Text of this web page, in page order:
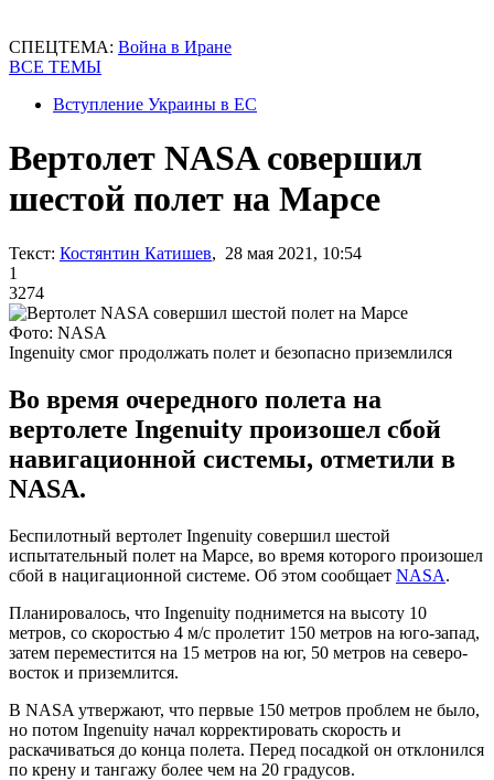
СПЕЦТЕМА: Война в Иране
ВСЕ ТЕМЫ
Вступление Украины в ЕС
Вертолет NASA совершил
шестой полет на Марсе
Текст: Костянтин Катишев, 28 мая 2021, 10:54
1
3274
Фото: NASA
Ingenuity смог продолжать полет и безопасно приземлился
Во время очередного полета на
вертолете Ingenuity произошел сбой
навигационной системы, отметили в
NASA.
Беспилотный вертолет Ingenuity совершил шестой
испытательный полет на Марсе, во время которого произошел
сбой в нацигационной системе. Об этом сообщает NASA.
Планировалось, что Ingenuity поднимется на высоту 10
метров, со скоростью 4 м/с пролетит 150 метров на юго-запад,
затем переместится на 15 метров на юг, 50 метров на северо-
восток и приземлится.
В NASA утвержают, что первые 150 метров проблем не было,
но потом Ingenuity начал корректировать скорость и
раскачиваться до конца полета. Перед посадкой он отклонился
по крену и тангажу более чем на 20 градусов.